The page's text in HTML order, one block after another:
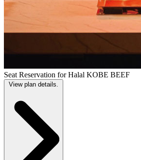
Seat Reservation for Halal KOBE BEEF